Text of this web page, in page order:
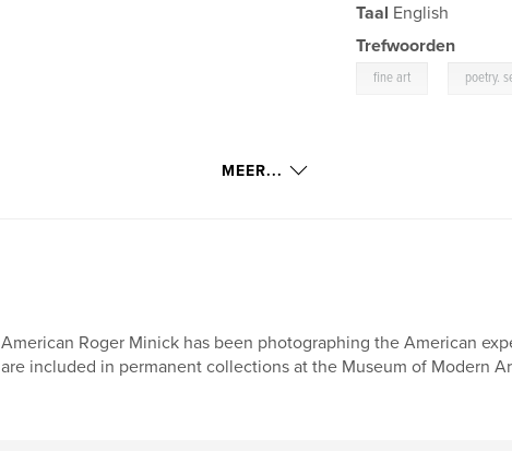
Taal English
Trefwoorden
fine art poetry.
MEER...
American Roger Minick has been photographing the American
are included in permanent collections at the Museum of Modern